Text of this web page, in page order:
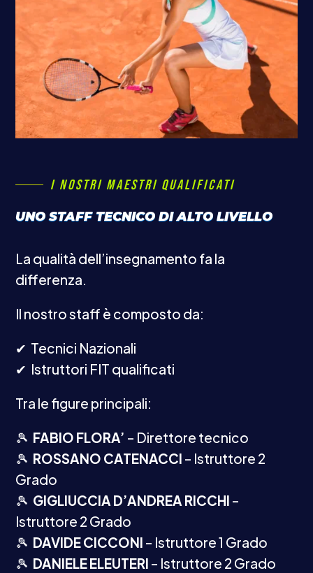
I NOSTRI MAESTRI QUALIFICATI
UNO STAFF TECNICO DI ALTO LIVELLO
La qualità dell’insegnamento fa la
differenza.
Il nostro staff è composto da:
✔︎ Tecnici Nazionali
✔︎ Istruttori FIT qualificati
Tra le figure principali:
🎾 FABIO FLORA’ – Direttore tecnico
🎾 ROSSANO CATENACCI – Istruttore 2
Grado
🎾 GIGLIUCCIA D’ANDREA RICCHI –
Istruttore 2 Grado
🎾 DAVIDE CICCONI – Istruttore 1 Grado
🎾 DANIELE ELEUTERI – Istruttore 2 Grado